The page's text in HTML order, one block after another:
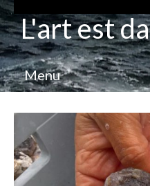
L'art est
Menu